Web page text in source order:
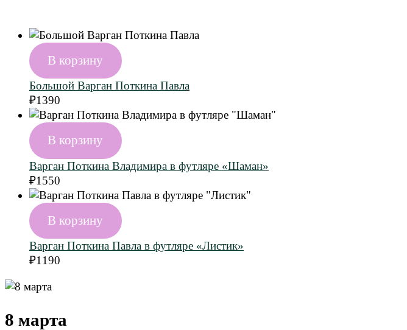
В корзину
Большой Варган Поткина Павла
₽1390
В корзину
Варган Поткина Владимира в футляре «Шаман»
₽1550
В корзину
Варган Поткина Павла в футляре «Листик»
₽1190
8 марта